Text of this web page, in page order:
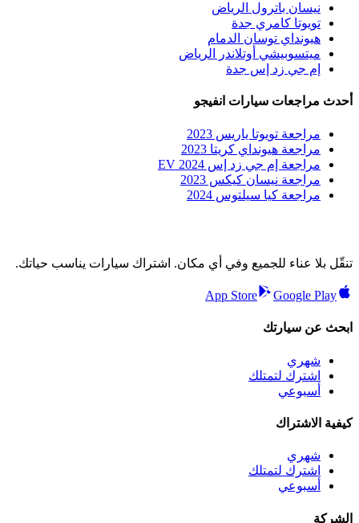
نيسان باترول الرياض
تويوتا كامري جدة
هيونداي توسان الدمام
ميتسوبيشي أوتلاندر الرياض
إم جي زد إس جدة
أحدث مراجعات سيارات انفيجو
مراجعة تويوتا ياريس 2023
مراجعة هيونداي كريتا 2023
مراجعة إم جي زد إس EV 2024
مراجعة نيسان كيكس 2023
مراجعة كيا سيلتوس 2024
تنقّل بلا عناء للجميع وفي أي مكان. اشتراك سيارات يناسب حياتك.
App Store Google Play
ابحث عن سيارتك
شهري
اشترك لتمتلك
أسبوعي
كيفية الاشتراك
شهري
اشترك لتمتلك
أسبوعي
الشركة